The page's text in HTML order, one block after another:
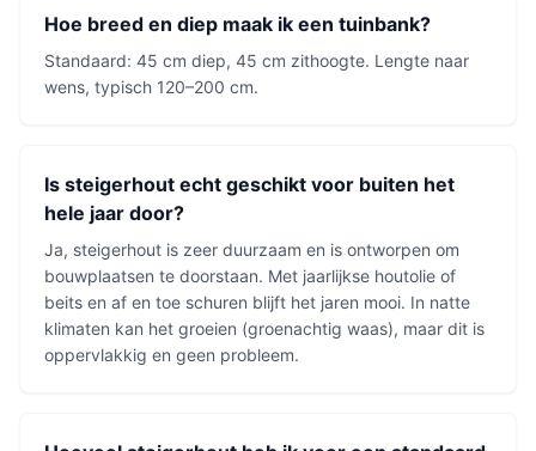
Hoe breed en diep maak ik een tuinbank?
Standaard: 45 cm diep, 45 cm zithoogte. Lengte naar
wens, typisch 120–200 cm.
Is steigerhout echt geschikt voor buiten het
hele jaar door?
Ja, steigerhout is zeer duurzaam en is ontworpen om
bouwplaatsen te doorstaan. Met jaarlijkse houtolie of
beits en af en toe schuren blijft het jaren mooi. In natte
klimaten kan het groeien (groenachtig waas), maar dit is
oppervlakkig en geen probleem.